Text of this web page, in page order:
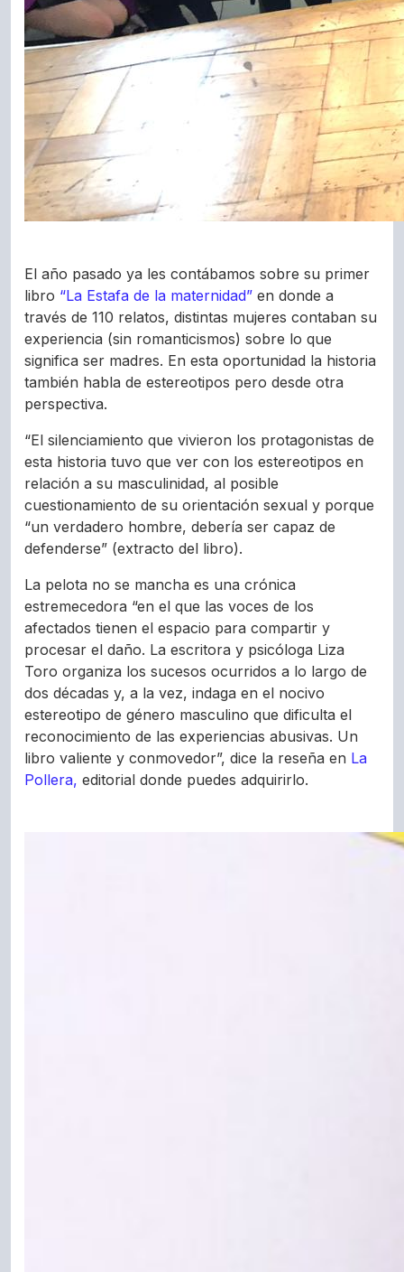
El año pasado ya les contábamos sobre su primer
libro “La Estafa de la maternidad” en donde a
través de 110 relatos, distintas mujeres contaban su
experiencia (sin romanticismos) sobre lo que
significa ser madres. En esta oportunidad la historia
también habla de estereotipos pero desde otra
perspectiva.
“El silenciamiento que vivieron los protagonistas de
esta historia tuvo que ver con los estereotipos en
relación a su masculinidad, al posible
cuestionamiento de su orientación sexual y porque
“un verdadero hombre, debería ser capaz de
defenderse” (extracto del libro).
La pelota no se mancha es una crónica
estremecedora “en el que las voces de los
afectados tienen el espacio para compartir y
procesar el daño. La escritora y psicóloga Liza
Toro organiza los sucesos ocurridos a lo largo de
dos décadas y, a la vez, indaga en el nocivo
estereotipo de género masculino que dificulta el
reconocimiento de las experiencias abusivas. Un
libro valiente y conmovedor”, dice la reseña en La
Pollera, editorial donde puedes adquirirlo.